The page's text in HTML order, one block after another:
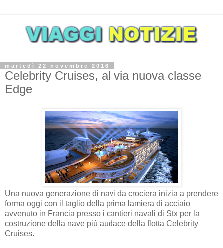
martedì 22 novembre 2016
Celebrity Cruises, al via nuova classe
Edge
Una nuova generazione di navi da crociera inizia a prendere
forma oggi con il taglio della prima lamiera di acciaio
avvenuto in Francia presso i cantieri navali di Stx per la
costruzione della nave più audace della flotta Celebrity
Cruises.